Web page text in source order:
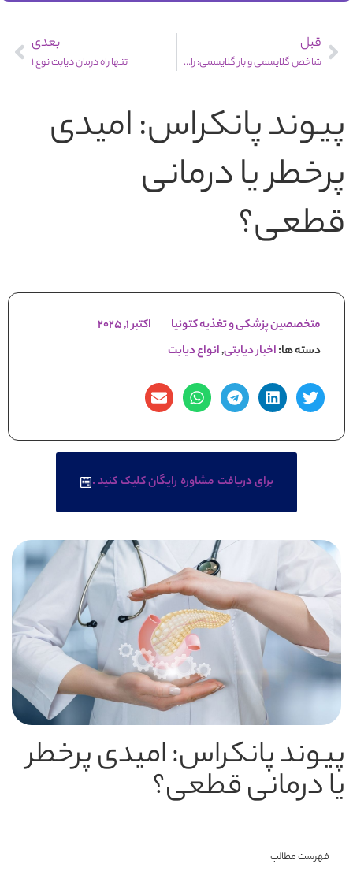
قبل
شاخص گلایسمی و بار گلایسمی: راهنمای انتخاب دیابتی!
بعدی
تنها راه درمان دیابت نوع ۱
پیوند پانکراس: امیدی
پرخطر یا درمانی
قطعی؟
متخصصین پزشکی و تغذیه کتونیا
اکتبر 1, 2025
دسته ها:اخبار دیابتی,انواع دیابت
برای دریافت مشاوره رایگان کلیک کنید .
پیوند پانکراس: امیدی پرخطر
یا درمانی قطعی؟
فهرست مطالب